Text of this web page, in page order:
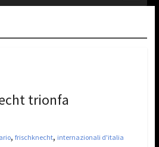
trionfa
, frischknecht, internazionali d'italia